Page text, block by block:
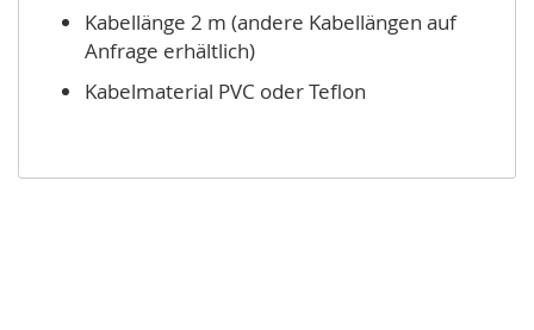
Kabellänge 2 m (andere Kabellängen auf
Anfrage erhältlich)
Kabelmaterial PVC oder Teflon